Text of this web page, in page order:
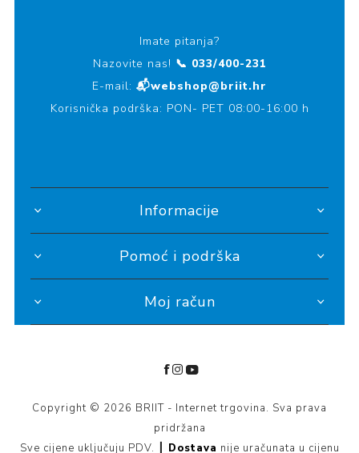
Imate pitanja?
Nazovite nas! 📞 033/400-231
E-mail: 📬webshop@briit.hr
Korisnička podrška: PON- PET 08:00-16:00 h
Informacije
Pomoć i podrška
Moj račun
Copyright © 2026 BRIIT - Internet trgovina. Sva prava
pridržana
Sve cijene uključuju PDV. ┃ Dostava nije uračunata u cijenu